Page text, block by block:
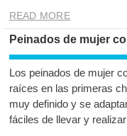
READ MORE
Peinados de mujer
Los peinados de mujer
raíces en las primeras
muy definido y se
fáciles de llevar y